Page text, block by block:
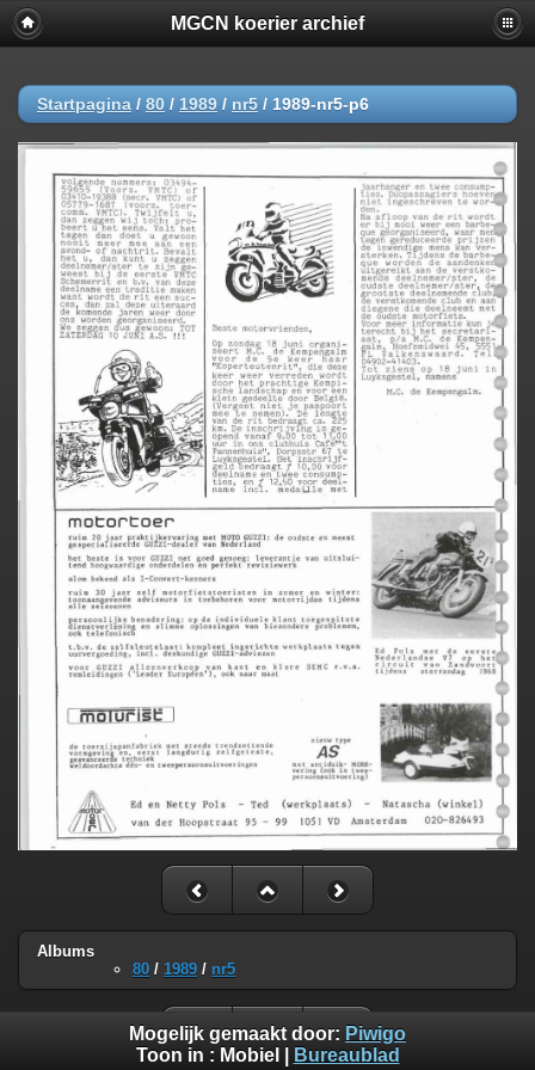
MGCN koerier archief
Startpagina / 80 / 1989 / nr5 / 1989-nr5-p6
Albums
80 / 1989 / nr5
Mogelijk gemaakt door: Piwigo
Toon in : Mobiel Bureaublad